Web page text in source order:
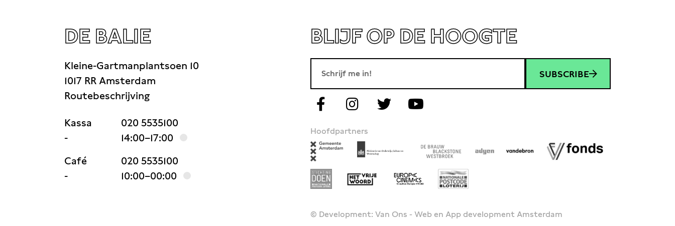
DE BALIE
Kleine-Gartmanplantsoen 10
1017 RR Amsterdam
Routebeschrijving
Kassa
020 5535100
-
14:00–17:00
Café
020 5535100
-
10:00–00:00
BLIJF OP DE HOOGTE
SUBSCRIBE
Hoofdpartners
© Development: Van Ons - Web en App development Amsterdam